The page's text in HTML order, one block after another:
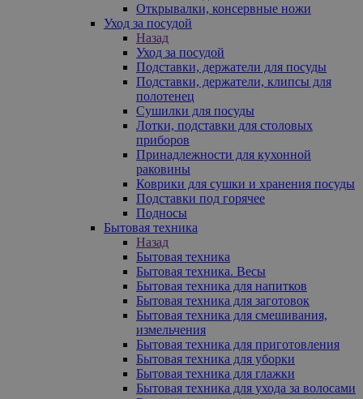
Открывалки, консервные ножи
Уход за посудой
Назад
Уход за посудой
Подставки, держатели для посуды
Подставки, держатели, клипсы для
полотенец
Сушилки для посуды
Лотки, подставки для столовых
приборов
Принадлежности для кухонной
раковины
Коврики для сушки и хранения посуды
Подставки под горячее
Подносы
Бытовая техника
Назад
Бытовая техника
Бытовая техника. Весы
Бытовая техника для напитков
Бытовая техника для заготовок
Бытовая техника для смешивания,
измельчения
Бытовая техника для приготовления
Бытовая техника для уборки
Бытовая техника для глажки
Бытовая техника для ухода за волосами